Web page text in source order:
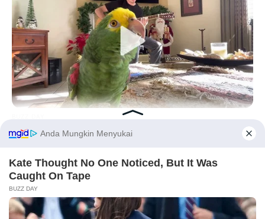
PRIVACY POLICY DISCLAIMER HUBUNGI KAMI IKLAN
Watch This Parrot Belt Out A Pitch-Perfect Beyonce Song
Before You Go